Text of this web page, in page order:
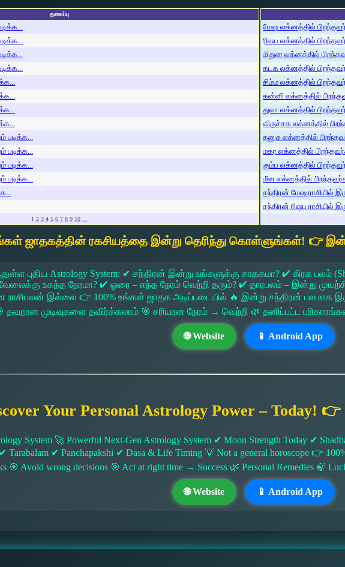
தலைப்பு
படிக்க...
படிக்க...
படிக்க...
படிக்க...
1 2 3 4 5 6 7 8 9 10 ...
மேஷ லக்னத்தில்
ரிஷப லக்னத்தில்
மிதுன லக்னத்தில்
கடக லக்னத்தில்
சிம்ம லக்னத்தில்
கன்னி லக்னத்தில்
துலா லக்னத்தில்
விருச்சக லக்னத்தில்
தனுசு லக்னத்தில்
மகர லக்னத்தில்
கும்ப லக்னத்தில்
மீன லக்னத்தில்
சந்திரன் மேஷ ராசியில்
சந்திரன் ரிஷப ராசியில்
ஜாதகத்தின் ரகசியத்தை இன்று தெரிந்து கொள்ளுங்கள்! 👉
புதிய Astrology System: ✔ சந்திரன் இன்று உங்களுக்கு சாதகமா? ✔ கிரக பலம்
உகந்த நேரமா? ✔ ஓரை – எந்த நேரம் வெற்றி தரும்? ✔ தாரபலம் – இன்று
ராசிபலன் இல்லை 👉 100% உங்கள் ஜாதக அடிப்படையில் 🔥 இன்று சந்திரன்
🎯 தவறான முடிவுகளை தவிர்க்கலாம் 🎯 சரியான நேரம் → வெற்றி 🌿 தனிப்பட்ட
🌐 Website 📱 Android App
Your Personal Astrology Power – Today!
System 🚀 Powerful Next-Gen Astrology System ✔ Moon Strength Today ✔
Tarabalam ✔ Panchapakshi ✔ Dasa & Life Timing 💡 Not a general horoscope 👉
🎯 Avoid wrong decisions 🎯 Act at right time → Success 🌿 Personal Remedies 🍃
🌐 Website 📱 Android App